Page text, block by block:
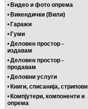
• Видео и фото опрема
• Викендички (Вили)
• Гаражи
• Гуми
•Деловен простор -
издавам
•Деловен простор -
продавам
•Деловни услуги
• Книги, списанија, стрипови
• Компјутери, компоненти и
опрема